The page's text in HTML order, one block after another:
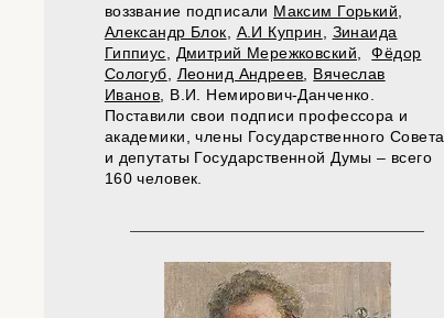
воззвание подписали Максим Горький
Александр Блок
А.И Куприн
Зинаида
Гиппиус
Дмитрий Мережковский ,Фёдор
Сологуб
Леонид Андреев
Вячеслав
Иванов , В.И. Немирович-Данченко.
Поставили свои подписи профессора и
академики, члены Государственного Совета
и депутаты Государственной Думы – всего
160 человек.